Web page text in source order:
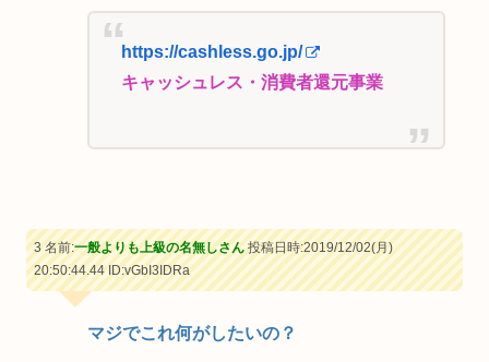
https://cashless.go.jp/
キャッシュレス・消費者還元事業
3 名前:一般よりも上級の名無しさん投稿日時:2019/12/02(月)
20:50:44.44ID:vGbI3IDRa
マジでこれ何がしたいの？